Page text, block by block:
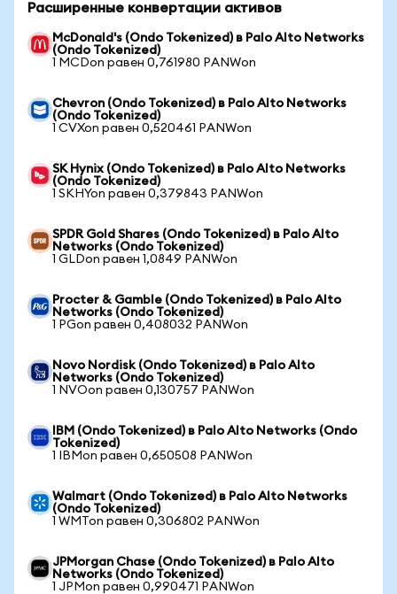
Расширенные конвертации активов
McDonald's (Ondo Tokenized) в Palo Alto Networks
(Ondo Tokenized)
1 MCDon равен 0,761980 PANWon
Chevron (Ondo Tokenized) в Palo Alto Networks
(Ondo Tokenized)
1 CVXon равен 0,520461 PANWon
SK Hynix (Ondo Tokenized) в Palo Alto Networks
(Ondo Tokenized)
1 SKHYon равен 0,379843 PANWon
SPDR Gold Shares (Ondo Tokenized) в Palo Alto
Networks (Ondo Tokenized)
1 GLDon равен 1,0849 PANWon
Procter & Gamble (Ondo Tokenized) в Palo Alto
Networks (Ondo Tokenized)
1 PGon равен 0,408032 PANWon
Novo Nordisk (Ondo Tokenized) в Palo Alto
Networks (Ondo Tokenized)
1 NVOon равен 0,130757 PANWon
IBM (Ondo Tokenized) в Palo Alto Networks (Ondo
Tokenized)
1 IBMon равен 0,650508 PANWon
Walmart (Ondo Tokenized) в Palo Alto Networks
(Ondo Tokenized)
1 WMTon равен 0,306802 PANWon
JPMorgan Chase (Ondo Tokenized) в Palo Alto
Networks (Ondo Tokenized)
1 JPMon равен 0,990471 PANWon